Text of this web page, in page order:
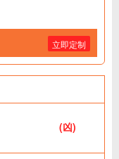
立即定制
(凶)